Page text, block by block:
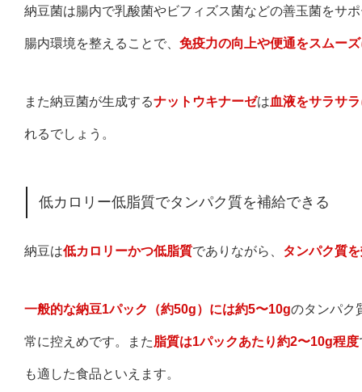
納豆菌は腸内で乳酸菌やビフィズス菌などの善玉菌をサ
腸内環境を整えることで、 免疫力の向上や便通をスムー
また納豆菌が生成するナットウキナーゼは血液をサラサ
れるでしょう。
低カロリー低脂質でタンパク質を補給できる
納豆は低カロリーかつ低脂質でありながら、 タンパク質
一般的な納豆1パック（約50g）には約5〜10gのタンパク
常に控えめです。また脂質は1パックあたり約2〜10g程度
も適した食品といえます。